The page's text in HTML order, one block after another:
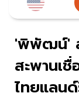
'พิพัฒน์'
สะพานเ
ไทยแลน